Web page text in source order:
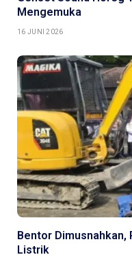
Mengemuka
16 JUNI 2026
Bentor Dimusnahkan,
Listrik